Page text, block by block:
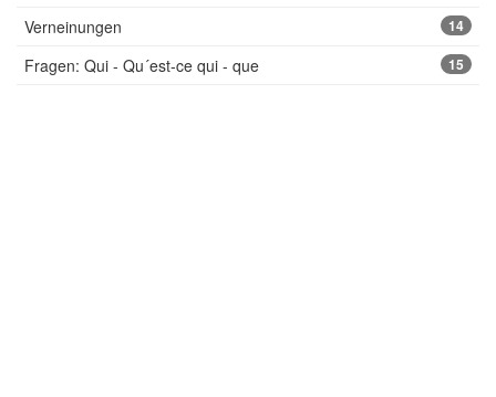
Verneinungen 14
Fragen: Qui - Qu´est-ce qui - que 15